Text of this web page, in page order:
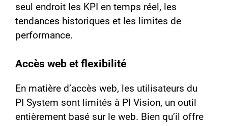
seul endroit les KPI en temps réel, les
tendances historiques et les limites de
performance.
Accès web et flexibilité
En matière d’accès web, les utilisateurs du
PI System sont limités à PI Vision, un outil
entièrement basé sur le web. Bien qu’il offre